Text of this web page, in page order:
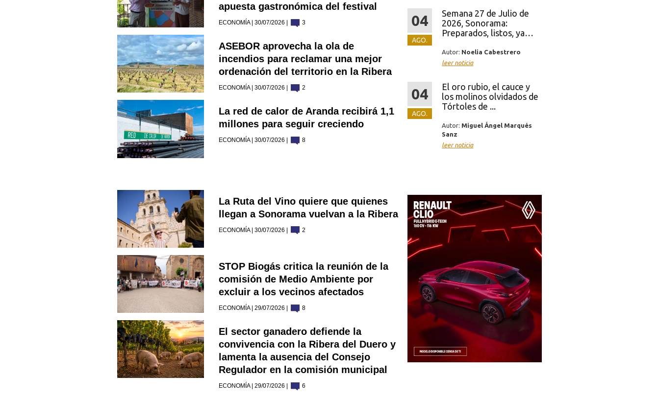
apuesta gastronómica del festival
ECONOMÍA | 30/07/2026 | 3
ASEBOR aprovecha la ola de
incendios para reclamar una mejor
ordenación del territorio en la Ribera
ECONOMÍA | 30/07/2026 | 2
La red de calor de Aranda recibirá 1,1
millones para seguir creciendo
ECONOMÍA | 30/07/2026 | 8
04
AGO.
Semana 27 de Julio de
2026, Sonorama:
Preparados, listos, ya…
Autor: Noelia Cabestrero
leer noticia
04
AGO.
El oro rubio, el cauce y
los molinos olvidados de
Tórtoles de ...
Autor: Miguel Ángel Marqués
Sanz
leer noticia
La Ruta del Vino quiere que quienes
llegan a Sonorama vuelvan a la Ribera
ECONOMÍA | 30/07/2026 | 2
STOP Biogás critica la reunión de la
comisión de Medio Ambiente por
excluir a los vecinos afectados
ECONOMÍA | 29/07/2026 | 8
El sector ganadero defiende la
convivencia con la Ribera del Duero y
lamenta la ausencia del Consejo
Regulador en la comisión municipal
ECONOMÍA | 29/07/2026 | 6